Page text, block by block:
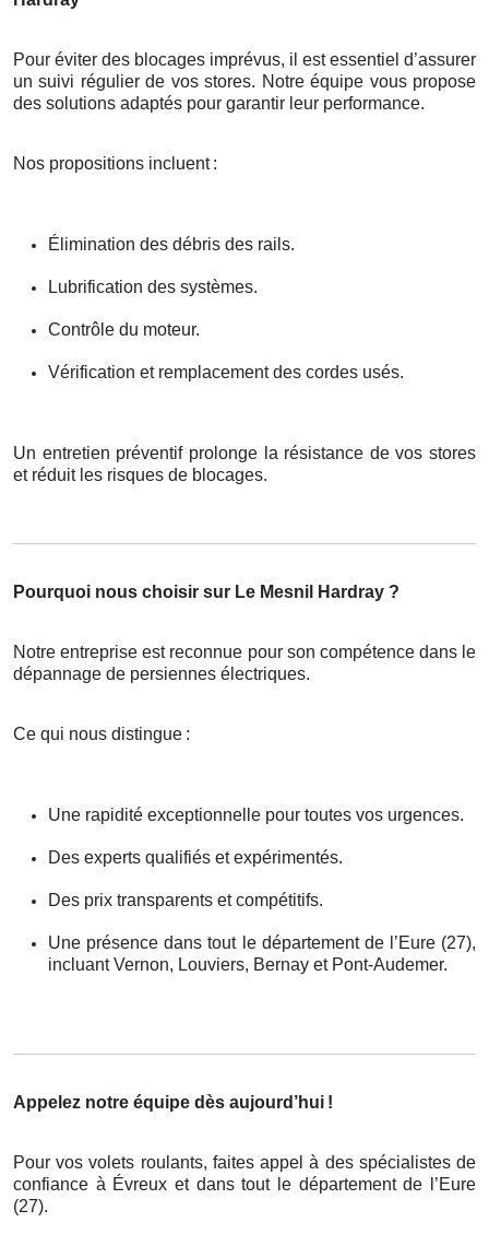
Pour éviter des blocages imprévus, il est essentiel d’assurer
un suivi régulier de vos stores. Notre équipe vous propose
des solutions adaptés pour garantir leur performance.
Nos propositions incluent :
Élimination des débris des rails.
Lubrification des systèmes.
Contrôle du moteur.
Vérification et remplacement des cordes usés.
Un entretien préventif prolonge la résistance de vos stores
et réduit les risques de blocages.
Pourquoi nous choisir sur Le Mesnil Hardray ?
Notre entreprise est reconnue pour son compétence dans le
dépannage de persiennes électriques.
Ce qui nous distingue :
Une rapidité exceptionnelle pour toutes vos urgences.
Des experts qualifiés et expérimentés.
Des prix transparents et compétitifs.
Une présence dans tout le département de l’Eure (27),
incluant Vernon, Louviers, Bernay et Pont-Audemer.
Appelez notre équipe dès aujourd’hui !
Pour vos volets roulants, faites appel à des spécialistes de
confiance à Évreux et dans tout le département de l’Eure
(27).